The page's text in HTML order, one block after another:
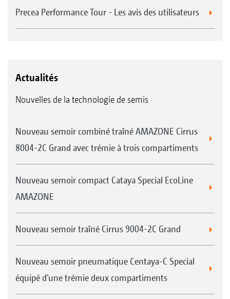
Precea Performance Tour - Les avis des utilisateurs
Actualités
Nouvelles de la technologie de semis
Nouveau semoir combiné traîné AMAZONE Cirrus
8004-2C Grand avec trémie à trois compartiments
Nouveau semoir compact Cataya Special EcoLine
AMAZONE
Nouveau semoir traîné Cirrus 9004-2C Grand
Nouveau semoir pneumatique Centaya-C Special
équipé d’une trémie deux compartiments